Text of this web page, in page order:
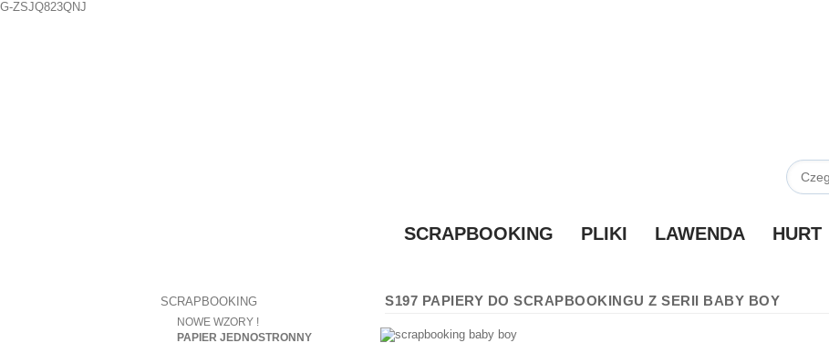
G-ZSJQ823QNJ
SCRAPBOOKING PLIKI LAWENDA HURT
SCRAPBOOKING
NOWE WZORY !
PAPIER JEDNOSTRONNY
S197 PAPIERY DO SCRAPBOOKINGU Z SERII BABY BOY